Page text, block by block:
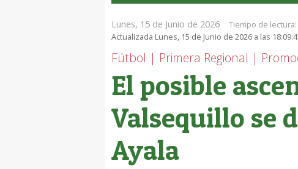
Lunes, 15 de Junio de 2026 Tiempo de lectura:
Actualizada Lunes, 15 de Junio de 2026 a las
Fútbol | Primera Regional |
El posible
Valsequillo se
Ayala